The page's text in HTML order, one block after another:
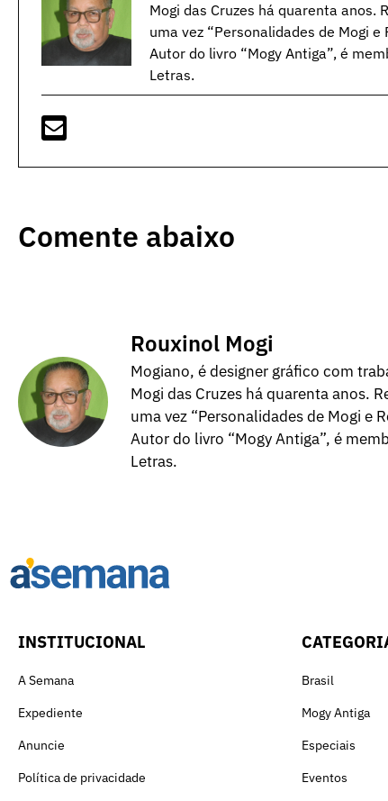
Mogi das Cruzes há quarenta anos.
uma vez “Personalidades de Mogi
Autor do livro “Mogy Antiga”, é
Letras.
Comente abaixo
Rouxinol Mogi
Mogiano, é designer gráfico com
Mogi das Cruzes há quarenta anos.
uma vez “Personalidades de Mogi e
Autor do livro “Mogy Antiga”, é
Letras.
INSTITUCIONAL
A Semana
Expediente
Anuncie
Política de privacidade
Brasil
Mogy Antiga
Especiais
Eventos